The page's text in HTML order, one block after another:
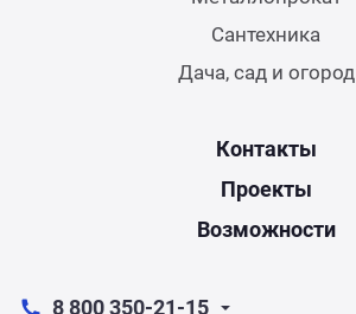
Сантехника
Дача, сад и огород
Контакты
Проекты
Возможности
8 800 350-21-15